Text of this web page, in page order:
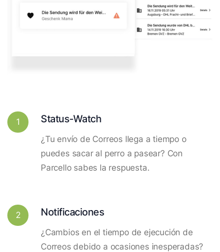
1 Status-Watch
¿Tu envío de Correos llega a tiempo o
puedes sacar al perro a pasear? Con
Parcello sabes la respuesta.
2 Notificaciones
¿Cambios en el tiempo de ejecución de
Correos debido a ocasiones inesperadas?